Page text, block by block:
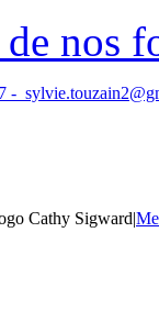
nos
-
Cathy Sigward|